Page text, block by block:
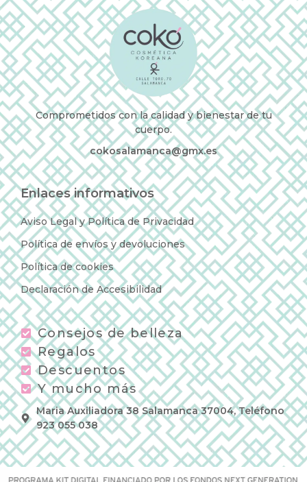
Comprometidos con la calidad y bienestar de tu
cuerpo.
cokosalamanca@gmx.es
Enlaces informativos
Aviso Legal y Política de Privacidad
Política de envíos y devoluciones
Política de cookies
Declaración de Accesibilidad
Consejos de belleza
Regalos
Descuentos
Y mucho más
Maria Auxiliadora 38 Salamanca 37004, Teléfono
923 055 038